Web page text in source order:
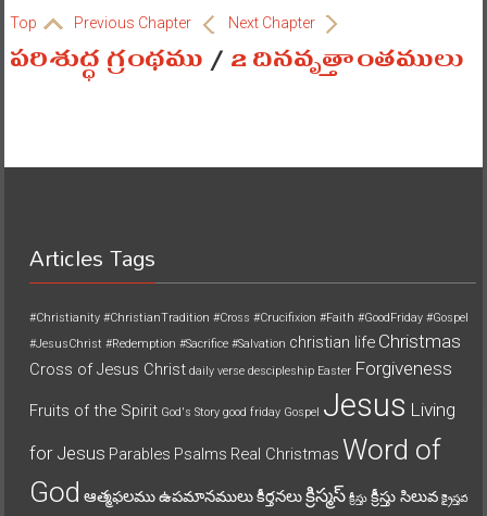
Top Previous Chapter Next Chapter
పరిశుద్ధ గ్రంథము/2 దినవృత్తాంతములు
Articles Tags
#Christianity #ChristianTradition #Cross #Crucifixion #Faith #GoodFriday #Gospel
#JesusChrist #Redemption #Sacrifice #Salvation christian life Christmas
Cross of Jesus Christ daily verse descipleship Easter Forgiveness
Fruits of the Spirit God's Story good friday Gospel Jesus Living
for Jesus Parables Psalms Real Christmas Word of
God ఆత్మఫలముఉపమానములుకీర్తనలుక్రిస్మస్ క్రీస్తు క్రీస్తు సిలువ క్రైస్తవ